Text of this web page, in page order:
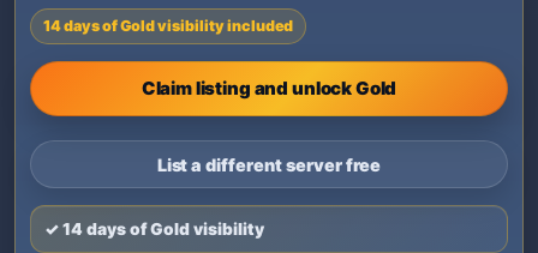
14 days of Gold visibility included
Claim listing and unlock Gold
List a different server free
✓ 14 days of Gold visibility